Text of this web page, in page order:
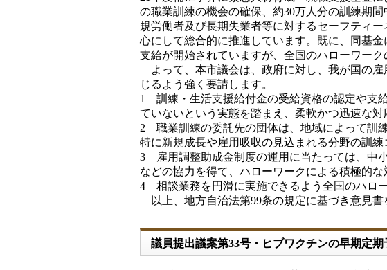
の職業訓練の機会の確保、約30万人分の訓練期
規労働者及び長期失業者等に対するセーフティ
心にして総合的に推進しています。既に、同基
支給が開始されていますが、全国のハローワー
よって、本市議会は、政府に対し、我が国の
じるよう強く要請します。
1 訓練・生活支援給付金の受給資格の認定や支
ていないという実態を踏まえ、柔軟かつ迅速な対
2 職業訓練の委託先の団体は、地域によって訓
特に新規成長や雇用吸収の見込まれる分野の訓練
3 雇用調整助成金制度の運用に当たっては、中
などの協力を得て、ハローワークによる積極的な
4 相談業務を円滑に実施できるよう全国のハロ
以上、地方自治法第99条の規定に基づき意見書
議員提出議案第33号・ヒブワクチンの早期定